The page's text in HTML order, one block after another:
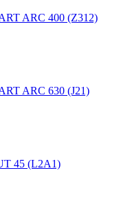
ARC 400 (Z312)
ARC 630 (J21)
45 (L2А1)